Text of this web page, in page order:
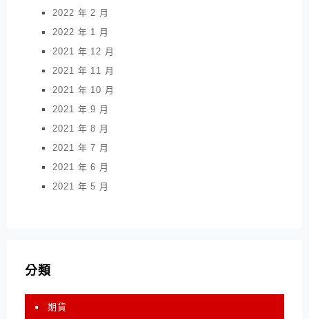
2022 年 2 月
2022 年 1 月
2021 年 12 月
2021 年 11 月
2021 年 10 月
2021 年 9 月
2021 年 8 月
2021 年 7 月
2021 年 6 月
2021 年 5 月
分類
期貨